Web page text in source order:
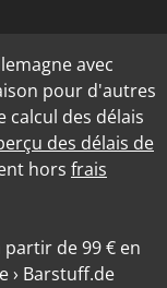
avec
pour d'autres
calcul des délais
des délais de
hors frais
de 99 € en
› Barstuff.de